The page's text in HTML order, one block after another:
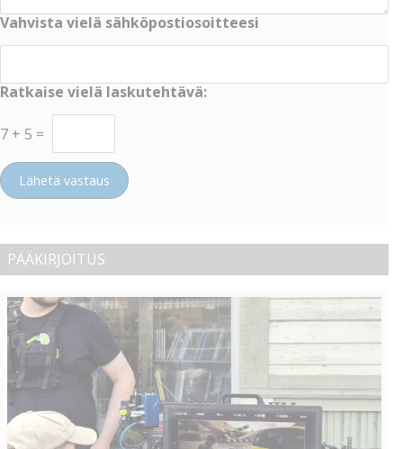
Vahvista vielä sähköpostiosoitteesi
Ratkaise vielä laskutehtävä:
7 + 5 =
Lähetä vastaus
PÄÄKIRJOITUS